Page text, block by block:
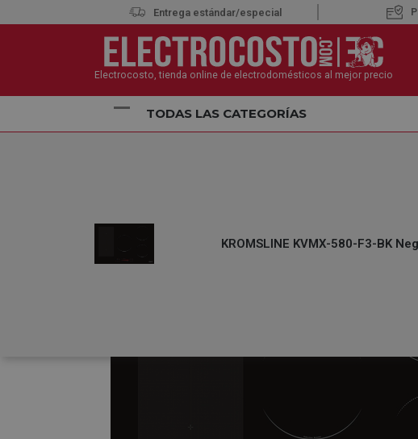
Entrega estándar/especial
Electrocosto, tienda online de electrodomésticos al mejor precio
TODAS LAS CATEGORÍAS
KROMSLINE KVMX-580-F3-BK